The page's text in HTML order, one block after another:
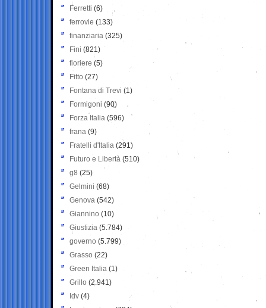
Ferretti (6)
ferrovie (133)
finanziaria (325)
Fini (821)
fioriere (5)
Fitto (27)
Fontana di Trevi (1)
Formigoni (90)
Forza Italia (596)
frana (9)
Fratelli d'Italia (291)
Futuro e Libertà (510)
g8 (25)
Gelmini (68)
Genova (542)
Giannino (10)
Giustizia (5.784)
governo (5.799)
Grasso (22)
Green Italia (1)
Grillo (2.941)
Idv (4)